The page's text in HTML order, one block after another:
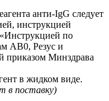
анти-IgG следует
инструкцией
по
АВ0, Резус и
приказом Минздрава
в жидком виде.
в поставку)